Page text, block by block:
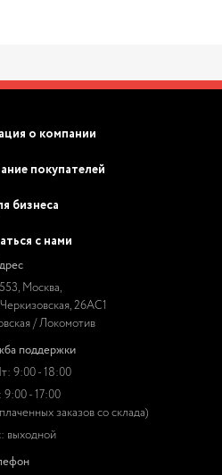
о компании
покупателей
бизнеса
с нами
Москва,
26АС1
/ Локомотив
поддержки
9:00 - 18:00
9:00 - 17:00
заказов со склада)
выходной